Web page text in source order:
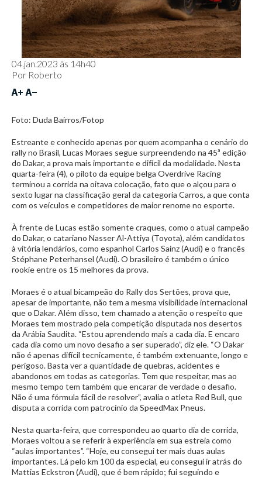
04.jan.2023 às 14h40
Por Roberto
Foto: Duda Bairros/Fotop
Estreante e conhecido apenas por quem acompanha o cenário do
rally no Brasil, Lucas Moraes segue surpreendendo na 45ª edição
do Dakar, a prova mais importante e difícil da modalidade. Nesta
quarta-feira (4), o piloto da equipe belga Overdrive Racing
terminou a corrida na oitava colocação, fato que o alçou para o
sexto lugar na classificação geral da categoria Carros, a que conta
com os veículos e competidores de maior renome no esporte.
À frente de Lucas estão somente craques, como o atual campeão
do Dakar, o catariano Nasser Al-Attiya (Toyota), além candidatos
à vitória lendários, como espanhol Carlos Sainz (Audi) e o francês
Stéphane Peterhansel (Audi). O brasileiro é também o único
rookie entre os 15 melhores da prova.
Moraes é o atual bicampeão do Rally dos Sertões, prova que,
apesar de importante, não tem a mesma visibilidade internacional
que o Dakar. Além disso, tem chamado a atenção o respeito que
Moraes tem mostrado pela competição disputada nos desertos
da Arábia Saudita. “Estou aprendendo mais a cada dia. E encaro
cada dia como um novo desafio a ser superado”, diz ele. “O Dakar
não é apenas difícil tecnicamente, é também extenuante, longo e
perigoso. Basta ver a quantidade de quebras, acidentes e
abandonos em todas as categorias. Tem que respeitar, mas ao
mesmo tempo tem também que encarar de verdade o desafio.
Não é uma fórmula fácil de resolver”, avalia o atleta Red Bull, que
disputa a corrida com patrocínio da SpeedMax Pneus.
Nesta quarta-feira, que correspondeu ao quarto dia de corrida,
Moraes voltou a se referir à experiência em sua estreia como
“aulas importantes”. “Hoje, eu consegui ter mais duas aulas
importantes. Lá pelo km 100 da especial, eu consegui ir atrás do
Mattias Eckstron (Audi), que é bem rápido; fui seguindo e